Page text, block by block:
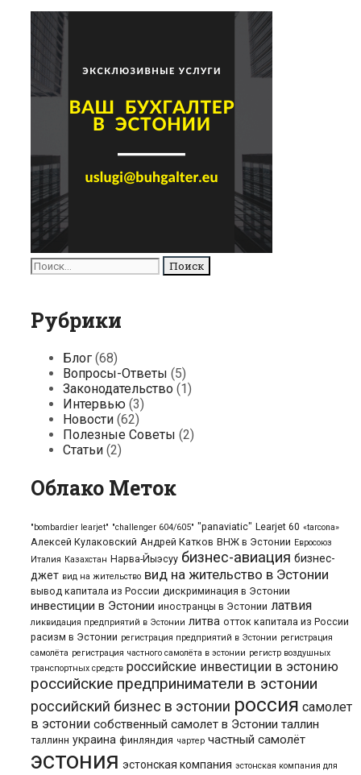
Поиск
для:
Рубрики
Блог (68)
Вопросы-Ответы (5)
Законодательство (1)
Интервью (3)
Новости (62)
Полезные Советы (2)
Статьи (2)
Облако Меток
"bombardier learjet" "challenger 604/605" "panaviatic" Learjet 60 «tarcona»
Алексей Кулаковский Андрей Катков ВНЖ в Эстонии Евросоюз
Италия Казахстан Нарва-Йыэсуу бизнес-авиация бизнес-
джет вид на жительство вид на жительство в Эстонии
вывод капитала из России дискриминация в Эстонии
инвестиции в Эстонии иностранцы в Эстонии латвия
ликвидация предприятий в Эстонии литва отток капитала из России
расизм в Эстонии регистрация предприятий в Эстонии регистрация
самолёта регистрация частного самолёта в эстонии регистр воздушных
транспортных средств российские инвестиции в эстонию
российские предприниматели в эстонии
российский бизнес в эстонии россия самолет
в эстонии собственный самолет в Эстонии таллин
таллинн украина финляндия чартер частный самолёт
эстония эстонская компания эстонская компания для